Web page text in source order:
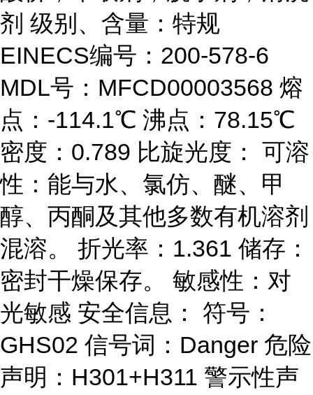
剂 级别、含量：特规
EINECS编号：200-578-6
MDL号：MFCD00003568 熔
点：-114.1℃ 沸点：78.15℃
密度：0.789 比旋光度： 可溶
性：能与水、氯仿、醚、甲
醇、丙酮及其他多数有机溶剂
混溶。 折光率：1.361 储存：
密封干燥保存。 敏感性：对
光敏感 安全信息： 符号：
GHS02 信号词：Danger 危险
声明：H301+H311 警示性声